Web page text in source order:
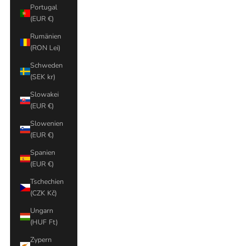
Portugal
(EUR €)
Rumänien
(RON Lei)
Schweden
(SEK kr)
Slowakei
(EUR €)
Slowenien
(EUR €)
Spanien
(EUR €)
Tschechien
(CZK Kč)
Ungarn
(HUF Ft)
Zypern